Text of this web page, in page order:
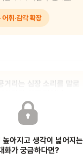
휘·감각 확장
거리는 심장 소리를 말로
가 날 것 같니?
즉, 하나의 감각을 다른
바꾸어 느끼는 연습을 통해
높아지고 생각이 넓어지는
화가 궁금하다면?